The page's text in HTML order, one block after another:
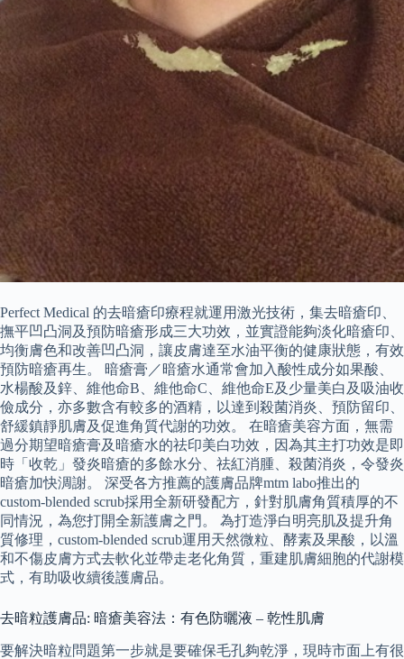
Perfect Medical 的去暗瘡印療程就運用激光技術，集去暗瘡印、
撫平凹凸洞及預防暗瘡形成三大功效，並實證能夠淡化暗瘡印、
均衡膚色和改善凹凸洞，讓皮膚達至水油平衡的健康狀態，有效
預防暗瘡再生。 暗瘡膏／暗瘡水通常會加入酸性成分如果酸、
水楊酸及鋅、維他命B、維他命C、維他命E及少量美白及吸油收
儉成分，亦多數含有較多的酒精，以達到殺菌消炎、預防留印、
舒緩鎮靜肌膚及促進角質代謝的功效。 在暗瘡美容方面，無需
過分期望暗瘡膏及暗瘡水的祛印美白功效，因為其主打功效是即
時「收乾」發炎暗瘡的多餘水分、祛紅消腫、殺菌消炎，令發炎
暗瘡加快淍謝。 深受各方推薦的護膚品牌mtm labo推出的
custom-blended scrub採用全新研發配方，針對肌膚角質積厚的不
同情況，為您打開全新護膚之門。 為打造淨白明亮肌及提升角
質修理，custom-blended scrub運用天然微粒、酵素及果酸，以溫
和不傷皮膚方式去軟化並帶走老化角質，重建肌膚細胞的代謝模
式，有助吸收續後護膚品。
去暗粒護膚品: 暗瘡美容法：有色防曬液 – 乾性肌膚
要解決暗粒問題第一步就是要確保毛孔夠乾淨，現時市面上有很